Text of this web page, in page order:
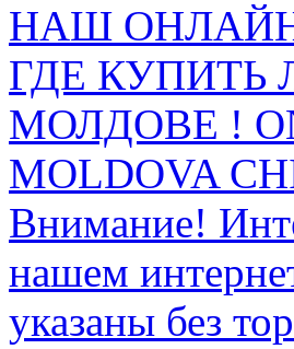
НАШ
ГДЕ
МОЛДОВЕ !
MOLDOVA
Внимание!
нашем
указаны без